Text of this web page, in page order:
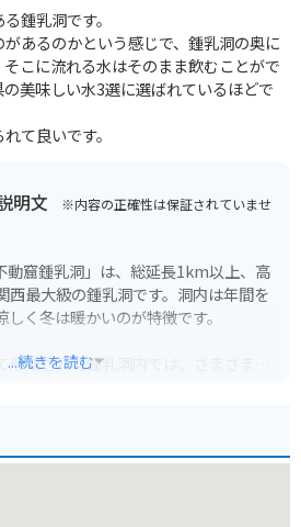
鍾乳洞です。
あるのかという感じで、鍾乳洞の奥に
こに流れる水はそのまま飲むことがで
美味しい水3選に選ばれているほどで
て良いです。
明文 ※内容の正確性は保証されていませ
動窟鍾乳洞」は、総延長1km以上、高
最大級の鍾乳洞です。洞内は年間を
く冬は暖かいのが特徴です。
形成された鍾乳洞内では、さまざまな
...続きを読む